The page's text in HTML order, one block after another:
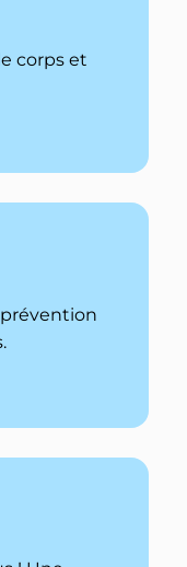
corps et